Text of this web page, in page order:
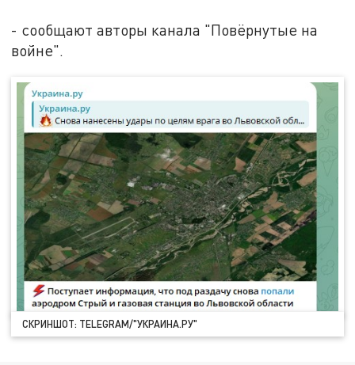
- сообщают авторы канала "Повёрнутые на
войне".
СКРИНШОТ: TELEGRAM/"УКРАИНА.РУ"